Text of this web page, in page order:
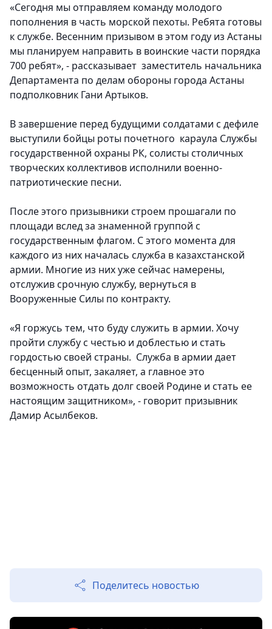
«Сегодня мы отправляем команду молодого
пополнения в часть морской пехоты. Ребята готовы
к службе. Весенним призывом в этом году из Астаны
мы планируем направить в воинские части порядка
700 ребят», - рассказывает заместитель начальника
Департамента по делам обороны города Астаны
подполковник Гани Артыков.
В завершение перед будущими солдатами с дефиле
выступили бойцы роты почетного караула Службы
государственной охраны РК, солисты столичных
творческих коллективов исполнили военно-
патриотические песни.
После этого призывники строем прошагали по
площади вслед за знаменной группой с
государственным флагом. С этого момента для
каждого из них началась служба в казахстанской
армии. Многие из них уже сейчас намерены,
отслужив срочную службу, вернуться в
Вооруженные Силы по контракту.
«Я горжусь тем, что буду служить в армии. Хочу
пройти службу с честью и доблестью и стать
гордостью своей страны. Служба в армии дает
бесценный опыт, закаляет, а главное это
возможность отдать долг своей Родине и стать ее
настоящим защитником», - говорит призывник
Дамир Асылбеков.
Поделитесь новостью